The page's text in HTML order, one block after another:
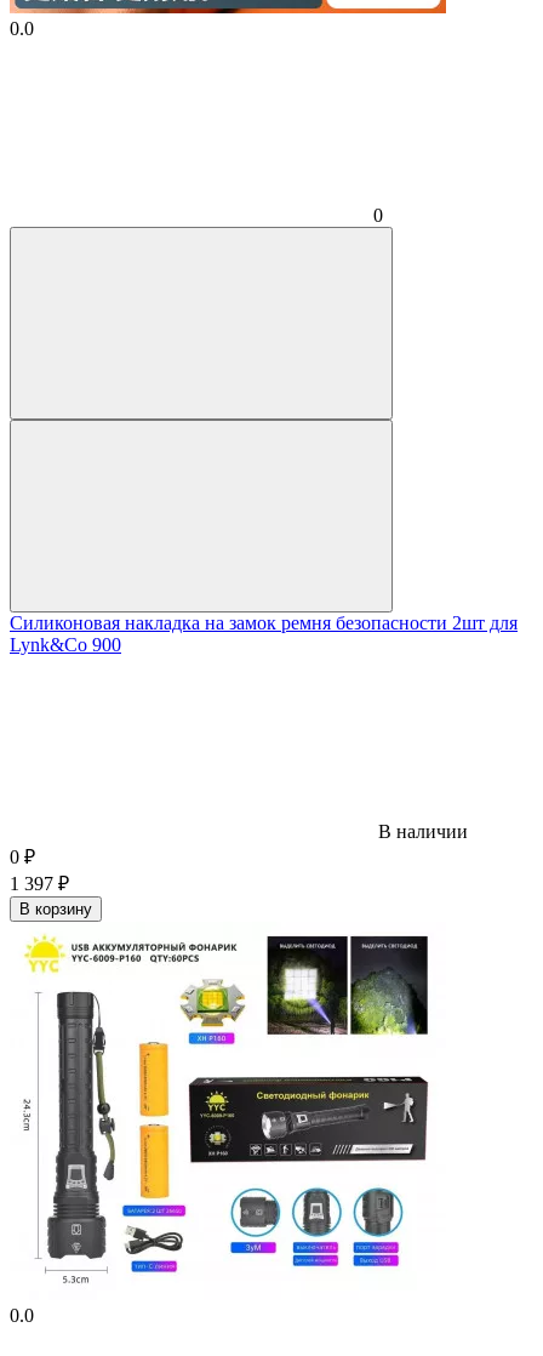
0.0
0
Силиконовая накладка на замок ремня безопасности 2шт для
Lynk&Co 900
В наличии
0 ₽
1 397 ₽
В корзину
0.0